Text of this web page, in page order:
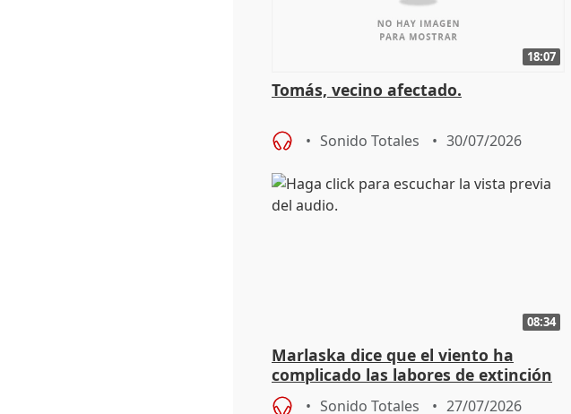
18:07
Tomás, vecino afectado.
Sonido Totales 30/07/2026
08:34
Marlaska dice que el viento ha
complicado las labores de extinción
durante la madrugada
Sonido Totales 27/07/2026